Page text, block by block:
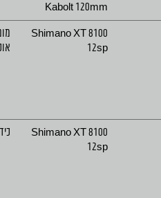
Kabolt 120mm
Shimano XT 8100
12sp
Shimano XT 8100
12sp